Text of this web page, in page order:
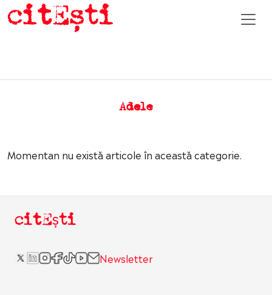
Adele
Momentan nu există articole în această categorie.
citEști
Newsletter